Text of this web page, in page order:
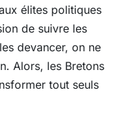
élites politiques
de suivre les
devancer, on ne
Alors, les Bretons
tout seuls